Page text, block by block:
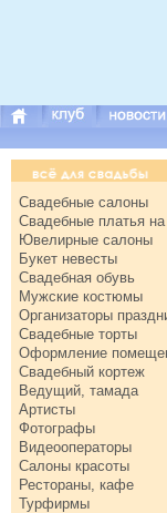
Свадебные салоны
Свадебные платья на
Ювелирные салоны
Букет невесты
Свадебная обувь
Мужские костюмы
Организаторы
Свадебные торты
Оформление
Свадебный кортеж
Ведущий, тамада
Артисты
Фотографы
Видеооператоры
Салоны красоты
Рестораны, кафе
Турфирмы